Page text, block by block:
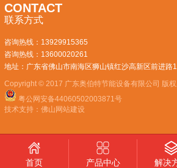
CONTACT
联系方式
咨询热线： 13929915365
咨询热线： 13600020261
地址：广东省佛山市南海区狮山镇红沙高新区前进路
Copyright © 2017 广东奥伯特节能设备有限公司 版
粤公网安备44060502003871号
技术支持： 佛山网站建设
首页 产品中心 解决